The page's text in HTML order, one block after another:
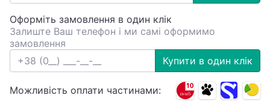
Оформіть замовлення в один клік
Залиште Ваш телефон і ми самі оформимо
замовлення
Купити в один клік
Можливість оплати частинами: